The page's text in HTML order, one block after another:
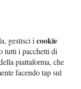
gestisci icookie
tutti i pacchetti di
piattaforma, che
facendo tap sul